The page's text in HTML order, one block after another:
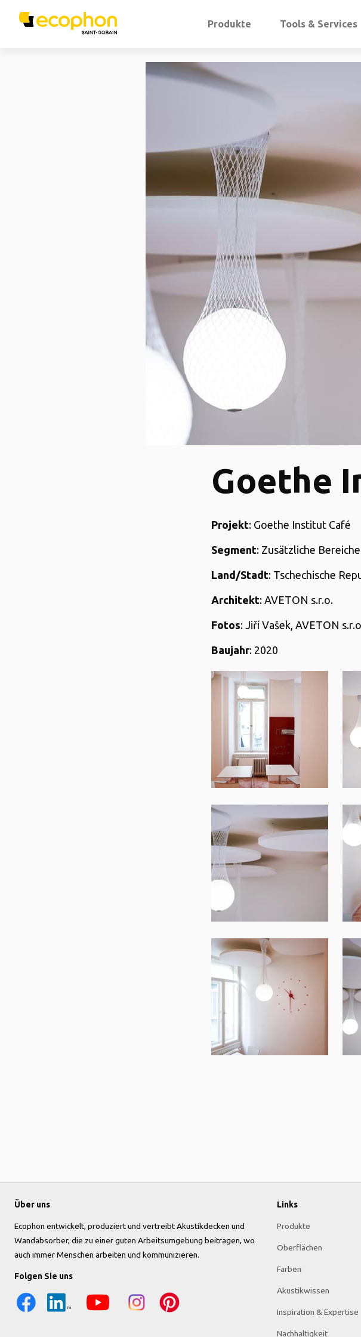
Produkte Tools & Services
Goethe
Projekt: Goethe Institut Café
Segment: Zusätzliche Bereiche
Land/Stadt: Tschechische
Architekt: AVETON s.r.o.
Fotos: Jiří Vašek, AVETON
Baujahr: 2020
Über uns
Ecophon entwickelt, produziert und vertreibt Akustikdecken und
Wandabsorber, die zu einer guten Arbeitsumgebung beitragen, wo
auch immer Menschen arbeiten und kommunizieren.
Folgen Sie uns
Links
Produkte
Oberflächen
Farben
Akustikwissen
Inspiration & Expertise
Nachhaltigkeit